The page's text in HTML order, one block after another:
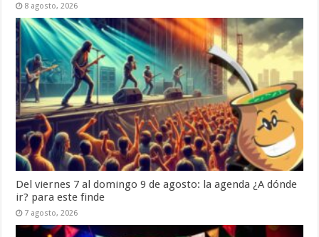
8 agosto, 2026
Del viernes 7 al domingo 9 de agosto: la agenda ¿A dónde
ir? para este finde
7 agosto, 2026